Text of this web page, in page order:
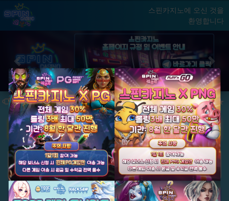
스핀카지노에 오신 것을
환영합니다
게임
Previous
Next
★